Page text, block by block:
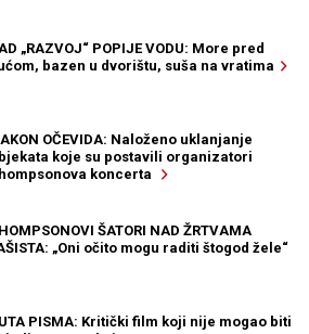
„RAZVOJ“ POPIJE VODU: More pred
bazen u dvorištu, suša na vratima
OČEVIDA: Naloženo uklanjanje
koje su postavili organizatori
koncerta
ŠATORI NAD ŽRTVAMA
„Oni očito mogu raditi štogod žele“
PISMA: Kritički film koji nije mogao biti